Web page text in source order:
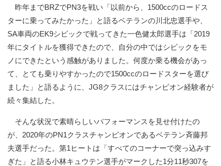
昨年までBRZでPN3を戦い「以前から、1500ccのロードス
ターに乗ってみたかった」と語るベテランの川北忠選手や、
SA車両のEK9シビックで戦ってきた一色健太郎選手は「2019
年にタイトルを獲得できたので、自分の中ではシビックをモ
ノにできたという感触がありました。何度か乗る機会があっ
て、とても乗りやすかったので1500ccのロードスターを選び
ました」と語るように、JG8クラスにはチャンピオン経験者が
続々集結した。
そんな状況で素晴らしいパフォーマンスを見せ付けたの
が、2020年のPN1クラスチャンピオンであるベテラン斉藤邦
夫選手だった。第1ヒートは「すべてのコーナーで突っ込みす
ぎた」と語る小林キュウテン選手がマークした1分11秒307を